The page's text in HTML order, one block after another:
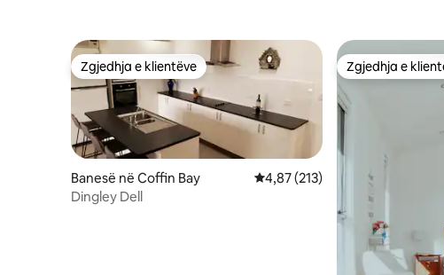
Zgjedhja e klientëve
Zgjedhja e klientëve
Banesë në Coffin Bay Vlerësimi mesatar 4,87 nga 5,
4,87 (213)
Dingley Dell
Zgjedhja e
Zgjedhja e